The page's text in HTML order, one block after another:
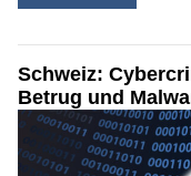
Schweiz:
Betrug und